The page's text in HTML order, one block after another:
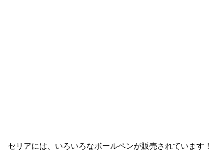
セリアには、いろいろなボールペンが販売されています！